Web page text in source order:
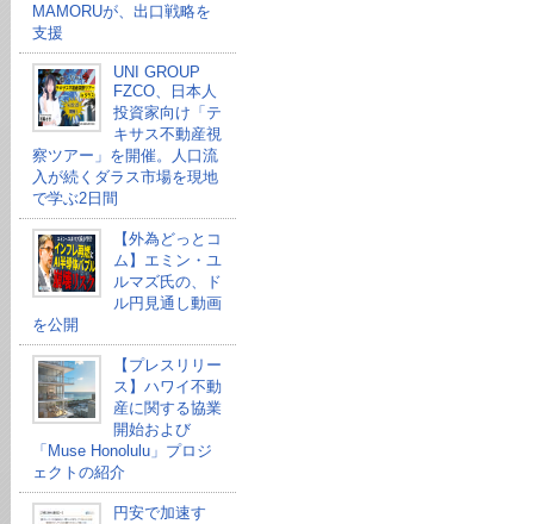
MAMORUが、出口戦略を
支援
UNI GROUP
FZCO、日本人
投資家向け「テ
キサス不動産視
察ツアー」を開催。人口流
入が続くダラス市場を現地
で学ぶ2日間
【外為どっとコ
ム】エミン・ユ
ルマズ氏の、ド
ル円見通し動画
を公開
【プレスリリー
ス】ハワイ不動
産に関する協業
開始および
「Muse Honolulu」プロジ
ェクトの紹介
円安で加速す